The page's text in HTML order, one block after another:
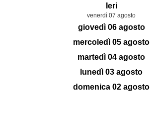
Ieri
venerdì 07 agosto
giovedì 06 agosto
mercoledì 05 agosto
martedì 04 agosto
lunedì 03 agosto
domenica 02 agosto